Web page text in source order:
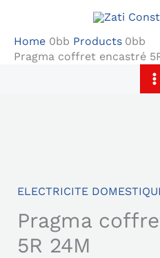
content
Home
Products
Pragma coffret encastré
ELECTRICITE
Pragma
5R 24M